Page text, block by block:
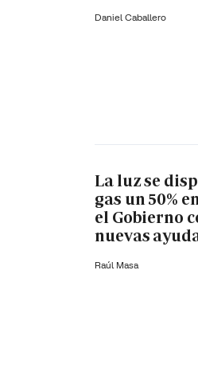
Daniel Caballero
La luz se
gas un 50%
el Gobierno
nuevas
Raúl Masa